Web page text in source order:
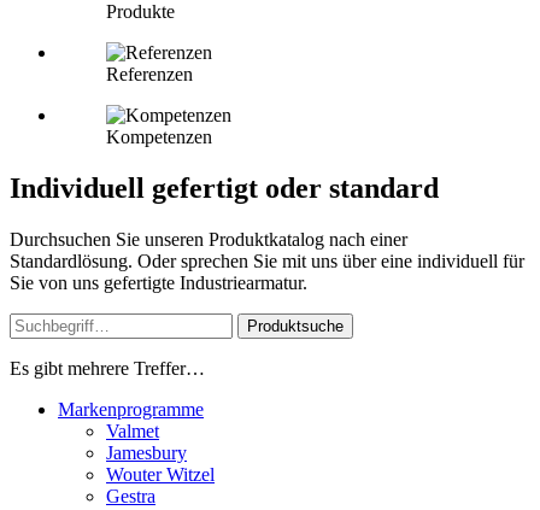
Produkte
Referenzen
Kompetenzen
Individuell gefertigt oder standard
Durchsuchen Sie unseren Produktkatalog nach einer
Standardlösung. Oder sprechen Sie mit uns über eine individuell für
Sie von uns gefertigte Industriearmatur.
Produktsuche
Es gibt mehrere Treffer…
Markenprogramme
Valmet
Jamesbury
Wouter Witzel
Gestra